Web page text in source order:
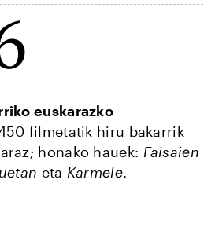
euskarazko
filmetatik hiru bakarrik
honako hauek: Faisaien
eta Karmele.